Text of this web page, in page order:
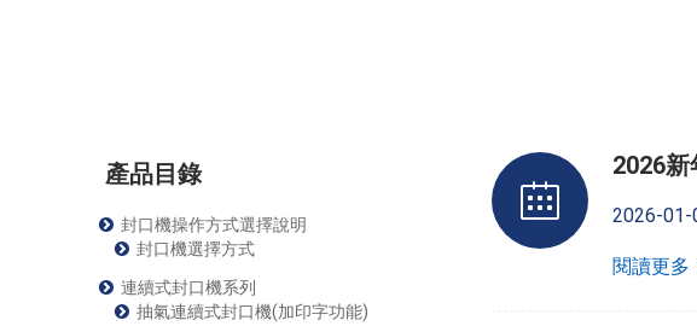
2026新
2026-01-
閱讀更多
產品目錄
封口機操作方式選擇說明
封口機選擇方式
連續式封口機系列
抽氣連續式封口機(加印字功能)